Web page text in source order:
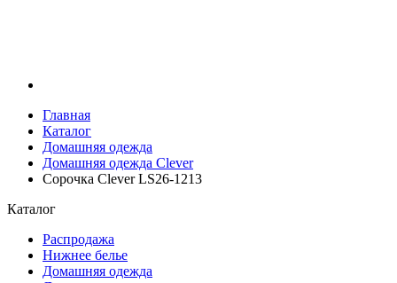
Главная
Каталог
Домашняя одежда
Домашняя одежда Clever
Сорочка Clever LS26-1213
Каталог
Распродажа
Нижнее белье
Домашняя одежда